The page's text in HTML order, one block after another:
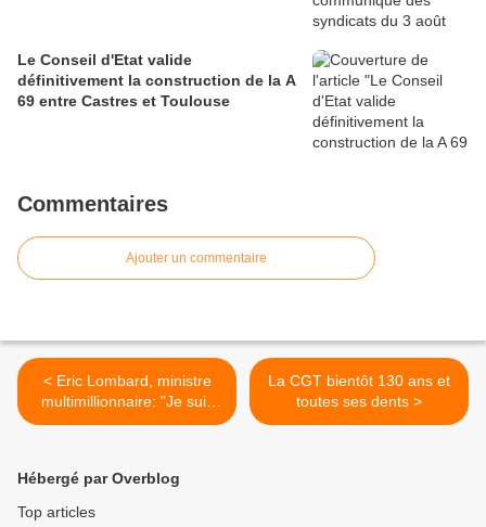
Le Conseil d'Etat valide
définitivement la construction de la A
69 entre Castres et Toulouse
Commentaires
Ajouter un commentaire
< Eric Lombard, ministre
multimillionnaire: "Je suis
d'une gauche qui n'aime
La CGT bientôt 130 ans et
toutes ses dents >
Hébergé par Overblog
Top articles